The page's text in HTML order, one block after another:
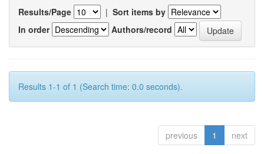
Results/Page | Sort items by
In order
Authors/record
Results 1-1 of 1 (Search time: 0.0 seconds).
previous 1 next